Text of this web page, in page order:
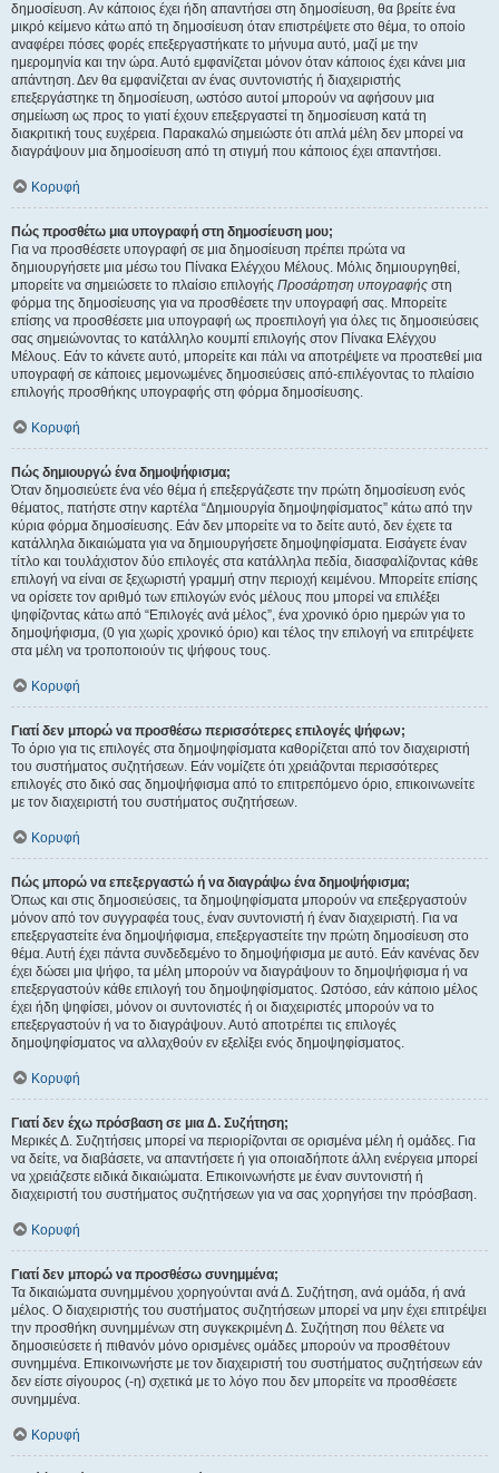
δημοσίευση. Αν κάποιος έχει ήδη απαντήσει στη δημοσίευση, θα βρείτε ένα
μικρό κείμενο κάτω από τη δημοσίευση όταν επιστρέψετε στο θέμα, το οποίο
αναφέρει πόσες φορές επεξεργαστήκατε το μήνυμα αυτό, μαζί με την
ημερομηνία και την ώρα. Αυτό εμφανίζεται μόνον όταν κάποιος έχει κάνει μια
απάντηση. Δεν θα εμφανίζεται αν ένας συντονιστής ή διαχειριστής
επεξεργάστηκε τη δημοσίευση, ωστόσο αυτοί μπορούν να αφήσουν μια
σημείωση ως προς το γιατί έχουν επεξεργαστεί τη δημοσίευση κατά τη
διακριτική τους ευχέρεια. Παρακαλώ σημειώστε ότι απλά μέλη δεν μπορεί να
διαγράψουν μια δημοσίευση από τη στιγμή που κάποιος έχει απαντήσει.
Κορυφή
Πώς προσθέτω μια υπογραφή στη δημοσίευση μου;
Για να προσθέσετε υπογραφή σε μια δημοσίευση πρέπει πρώτα να
δημιουργήσετε μια μέσω του Πίνακα Ελέγχου Μέλους. Μόλις δημιουργηθεί,
μπορείτε να σημειώσετε το πλαίσιο επιλογής Προσάρτηση υπογραφής στη
φόρμα της δημοσίευσης για να προσθέσετε την υπογραφή σας. Μπορείτε
επίσης να προσθέσετε μια υπογραφή ως προεπιλογή για όλες τις δημοσιεύσεις
σας σημειώνοντας το κατάλληλο κουμπί επιλογής στον Πίνακα Ελέγχου
Μέλους. Εάν το κάνετε αυτό, μπορείτε και πάλι να αποτρέψετε να προστεθεί μια
υπογραφή σε κάποιες μεμονωμένες δημοσιεύσεις από-επιλέγοντας το πλαίσιο
επιλογής προσθήκης υπογραφής στη φόρμα δημοσίευσης.
Κορυφή
Πώς δημιουργώ ένα δημοψήφισμα;
Όταν δημοσιεύετε ένα νέο θέμα ή επεξεργάζεστε την πρώτη δημοσίευση ενός
θέματος, πατήστε στην καρτέλα “Δημιουργία δημοψηφίσματος” κάτω από την
κύρια φόρμα δημοσίευσης. Εάν δεν μπορείτε να το δείτε αυτό, δεν έχετε τα
κατάλληλα δικαιώματα για να δημιουργήσετε δημοψηφίσματα. Εισάγετε έναν
τίτλο και τουλάχιστον δύο επιλογές στα κατάλληλα πεδία, διασφαλίζοντας κάθε
επιλογή να είναι σε ξεχωριστή γραμμή στην περιοχή κειμένου. Μπορείτε επίσης
να ορίσετε τον αριθμό των επιλογών ενός μέλους που μπορεί να επιλέξει
ψηφίζοντας κάτω από “Επιλογές ανά μέλος”, ένα χρονικό όριο ημερών για το
δημοψήφισμα, (0 για χωρίς χρονικό όριο) και τέλος την επιλογή να επιτρέψετε
στα μέλη να τροποποιούν τις ψήφους τους.
Κορυφή
Γιατί δεν μπορώ να προσθέσω περισσότερες επιλογές ψήφων;
Το όριο για τις επιλογές στα δημοψηφίσματα καθορίζεται από τον διαχειριστή
του συστήματος συζητήσεων. Εάν νομίζετε ότι χρειάζονται περισσότερες
επιλογές στο δικό σας δημοψήφισμα από το επιτρεπόμενο όριο, επικοινωνείτε
με τον διαχειριστή του συστήματος συζητήσεων.
Κορυφή
Πώς μπορώ να επεξεργαστώ ή να διαγράψω ένα δημοψήφισμα;
Όπως και στις δημοσιεύσεις, τα δημοψηφίσματα μπορούν να επεξεργαστούν
μόνον από τον συγγραφέα τους, έναν συντονιστή ή έναν διαχειριστή. Για να
επεξεργαστείτε ένα δημοψήφισμα, επεξεργαστείτε την πρώτη δημοσίευση στο
θέμα. Αυτή έχει πάντα συνδεδεμένο το δημοψήφισμα με αυτό. Εάν κανένας δεν
έχει δώσει μια ψήφο, τα μέλη μπορούν να διαγράψουν το δημοψήφισμα ή να
επεξεργαστούν κάθε επιλογή του δημοψηφίσματος. Ωστόσο, εάν κάποιο μέλος
έχει ήδη ψηφίσει, μόνον οι συντονιστές ή οι διαχειριστές μπορούν να το
επεξεργαστούν ή να το διαγράψουν. Αυτό αποτρέπει τις επιλογές
δημοψηφίσματος να αλλαχθούν εν εξελίξει ενός δημοψηφίσματος.
Κορυφή
Γιατί δεν έχω πρόσβαση σε μια Δ. Συζήτηση;
Μερικές Δ. Συζητήσεις μπορεί να περιορίζονται σε ορισμένα μέλη ή ομάδες. Για
να δείτε, να διαβάσετε, να απαντήσετε ή για οποιαδήποτε άλλη ενέργεια μπορεί
να χρειάζεστε ειδικά δικαιώματα. Επικοινωνήστε με έναν συντονιστή ή
διαχειριστή του συστήματος συζητήσεων για να σας χορηγήσει την πρόσβαση.
Κορυφή
Γιατί δεν μπορώ να προσθέσω συνημμένα;
Τα δικαιώματα συνημμένου χορηγούνται ανά Δ. Συζήτηση, ανά ομάδα, ή ανά
μέλος. Ο διαχειριστής του συστήματος συζητήσεων μπορεί να μην έχει επιτρέψει
την προσθήκη συνημμένων στη συγκεκριμένη Δ. Συζήτηση που θέλετε να
δημοσιεύσετε ή πιθανόν μόνο ορισμένες ομάδες μπορούν να προσθέτουν
συνημμένα. Επικοινωνήστε με τον διαχειριστή του συστήματος συζητήσεων εάν
δεν είστε σίγουρος (-η) σχετικά με το λόγο που δεν μπορείτε να προσθέσετε
συνημμένα.
Κορυφή